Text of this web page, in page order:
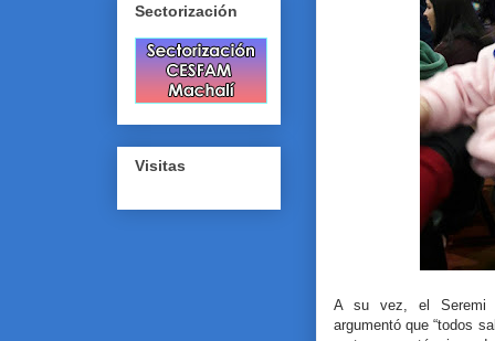
A su vez, el Seremi
argumentó que “todos
Sectorización
Visitas